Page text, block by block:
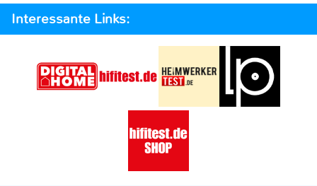
Interessante Links: